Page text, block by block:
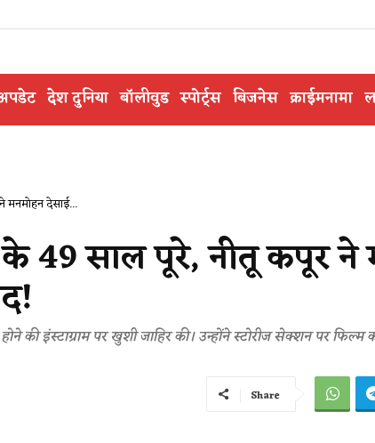
देश दुनिया बॉलीवुड स्पोर्ट्स बिजनेस क्राईमनामा
मनमोहन देसाई...
49 साल पूरे, नीतू कपूर ने
की इंस्टाग्राम पर खुशी जाहिर की। उन्होंने स्टोरीज सेक्शन पर फिल्म
Share